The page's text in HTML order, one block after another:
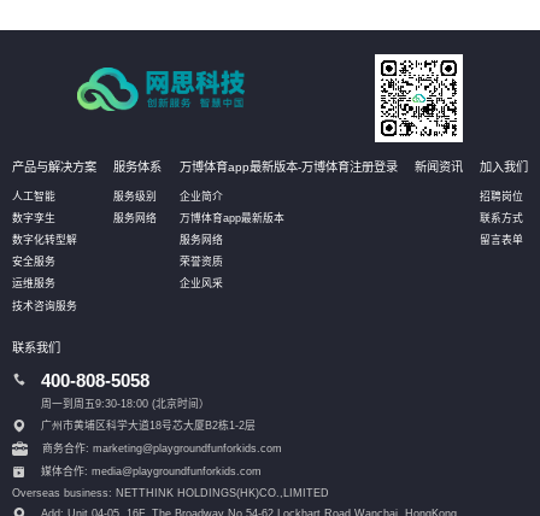
产品与解决方案
人工智能
数字孪生
数字化转型解
安全服务
运维服务
技术咨询服务
服务体系
服务级别
服务网络
万博体育app最新版本-万博体育注册登录
企业简介
万博体育app最新版本
服务网络
荣誉资质
企业风采
新闻资讯 加入我们
招聘岗位
联系方式
留言表单
联系我们
400-808-5058
周一到周五9:30-18:00 (北京时间）
广州市黄埔区科学大道18号芯大厦B2栋1-2层
商务合作: marketing@playgroundfunforkids.com
媒体合作: media@playgroundfunforkids.com
Overseas business: NETTHINK HOLDINGS(HK)CO.,LIMITED